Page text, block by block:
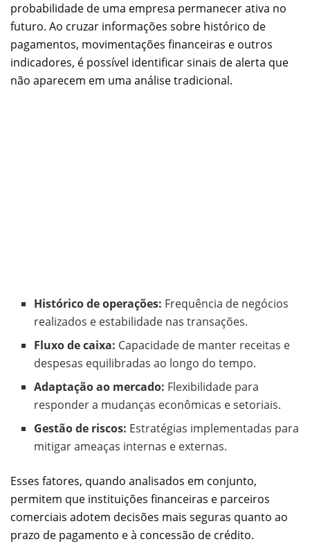
probabilidade de uma empresa permanecer ativa no
futuro. Ao cruzar informações sobre histórico de
pagamentos, movimentações financeiras e outros
indicadores, é possível identificar sinais de alerta que
não aparecem em uma análise tradicional.
Histórico de operações: Frequência de negócios
realizados e estabilidade nas transações.
Fluxo de caixa: Capacidade de manter receitas e
despesas equilibradas ao longo do tempo.
Adaptação ao mercado: Flexibilidade para
responder a mudanças econômicas e setoriais.
Gestão de riscos: Estratégias implementadas para
mitigar ameaças internas e externas.
Esses fatores, quando analisados em conjunto,
permitem que instituições financeiras e parceiros
comerciais adotem decisões mais seguras quanto ao
prazo de pagamento e à concessão de crédito.